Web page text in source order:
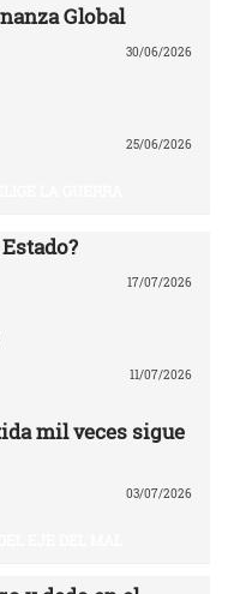
Global
30/06/2026
25/06/2026
17/07/2026
11/07/2026
mil veces sigue
03/07/2026